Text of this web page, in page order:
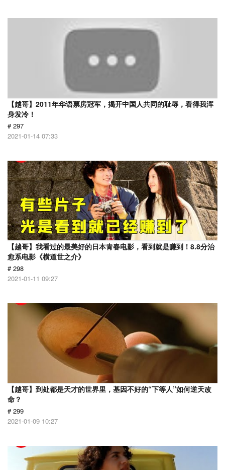
【越哥】2011年华语票房冠军，揭开中国人共同的耻辱，看得我浑
身发冷！
# 297
2021-01-14 07:33
【越哥】我看过的最美好的日本青春电影，看到就是赚到！8.8分治
愈系电影《横道世之介》
# 298
2021-01-11 09:27
【越哥】到处都是天才的世界里，基因不好的“下等人”如何逆天改
命？
# 299
2021-01-09 10:27